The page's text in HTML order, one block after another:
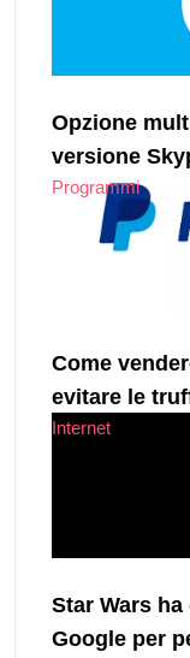
Opzione
versione
Programmi
Come
evitare le
Internet
Star Wars
Google per